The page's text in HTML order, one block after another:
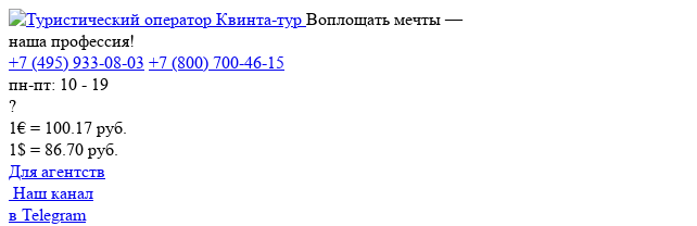
Воплощать мечты —
наша профессия!
+7 (495) 933-08-03 +7 (800) 700-46-15
пн-пт: 10 - 19
?
1€ = 100.17 руб.
1$ = 86.70 руб.
Для агентств
Наш канал
в Telegram